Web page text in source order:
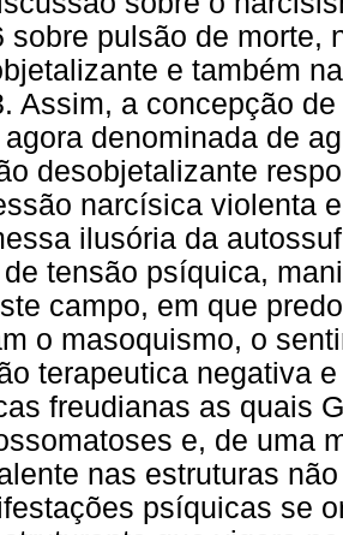
sobre pulsão de morte,
e também
Assim, a concepção
denominada de
desobjetalizante
narcísica violenta
ilusória da
tensão psíquica,
campo, em que
o masoquismo, o
terapeutica negativa
freudianas as quais
e, de uma
nas estruturas
psíquicas se